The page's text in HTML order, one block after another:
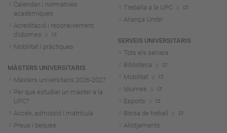
Calendari i normatives
acadèmiques
Acreditació i reconeixement
d'idiomes
Mobilitat i pràctiques
MÀSTERS UNIVERSITARIS
Màsters universitaris 2026-2027
Per què estudiar un màster a la
UPC?
Accés, admissió i matrícula
Preus i beques
Treballa a la UPC
Aliança Unite!
SERVEIS UNIVERSITARIS
Tots els serveis
Biblioteca
Mobilitat
Idiomes
Esports
Borsa de treball
Allotjaments